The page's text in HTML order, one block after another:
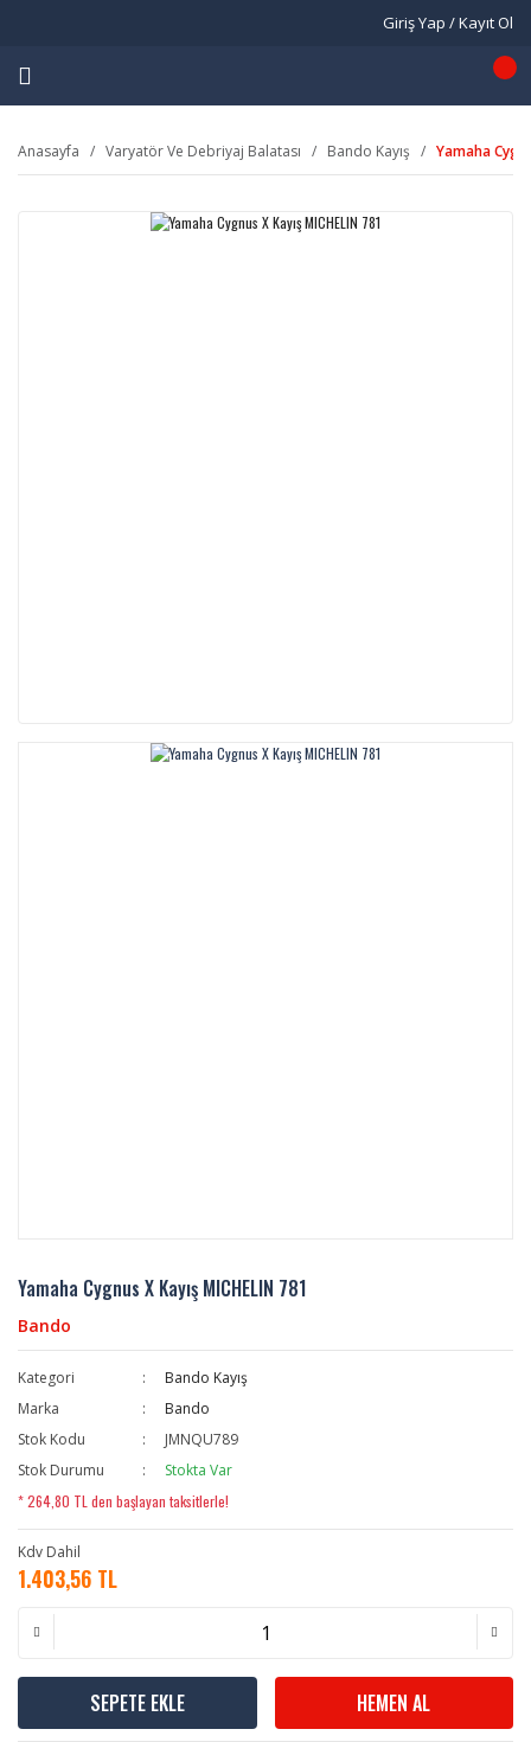
Giriş Yap / Kayıt Ol
Anasayfa Varyatör Ve Debriyaj Balatası Bando Kayış Yamaha
Yamaha Cygnus X Kayış MICHELIN 781
Bando
Kategori
Bando Kayış
Marka
Bando
Stok Kodu
JMNQU789
Stok Durumu
Stokta Var
* 264,80 TL den başlayan taksitlerle!
Kdv Dahil
1.403,56 TL
SEPETE EKLE HEMEN AL